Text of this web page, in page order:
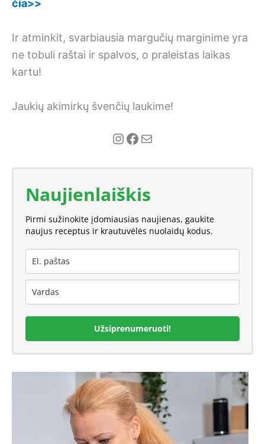
čia>>
Ir atminkit, svarbiausia margučių marginime yra
ne tobuli raštai ir spalvos, o praleistas laikas
kartu!
Jaukių akimirkų švenčių laukime!
Instagram
Facebook
Mail
Naujienlaiškis
Pirmi sužinokite įdomiausias naujienas, gaukite
naujus receptus ir krautuvėlės nuolaidų kodus.
Užsiprenumeruoti!